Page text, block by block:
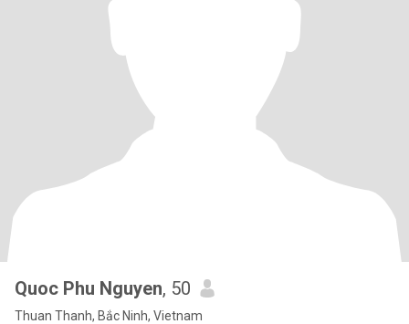
Quoc Phu Nguyen, 50
Thuan Thanh, Bắc Ninh, Vietnam